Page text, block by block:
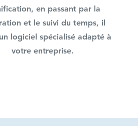
en passant par la
et le suivi du temps, il
logiciel spécialisé adapté à
votre entreprise.